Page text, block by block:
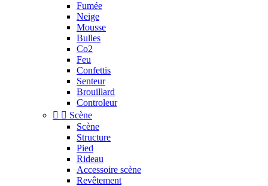
Fumée
Neige
Mousse
Bulles
Co2
Feu
Confettis
Senteur
Brouillard
Controleur
  Scène
Scène
Structure
Pied
Rideau
Accessoire scène
Revêtement